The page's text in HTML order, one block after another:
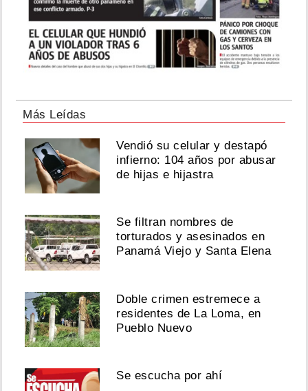
Más Leídas
Vendió su celular y destapó
infierno: 104 años por abusar
de hijas e hijastra
Se filtran nombres de
torturados y asesinados en
Panamá Viejo y Santa Elena
Doble crimen estremece a
residentes de La Loma, en
Pueblo Nuevo
Se escucha por ahí